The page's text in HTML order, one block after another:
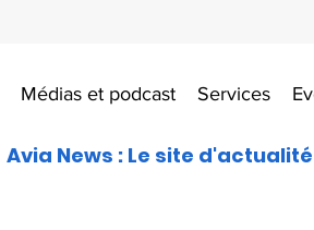
Médias et podcast Services
Avia News : Le site